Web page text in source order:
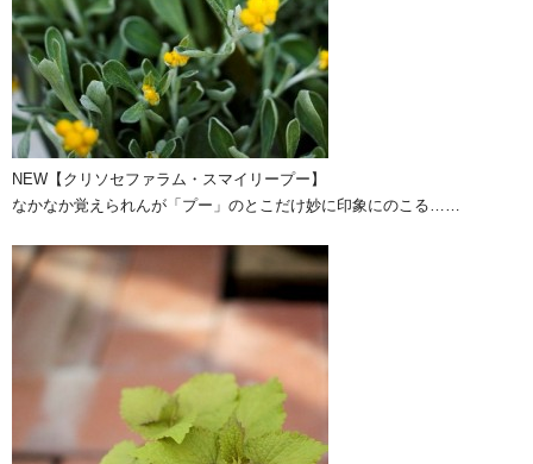
NEW【クリソセファラム・スマイリープー】
なかなか覚えられんが「プー」のとこだけ妙に印象にのこる……